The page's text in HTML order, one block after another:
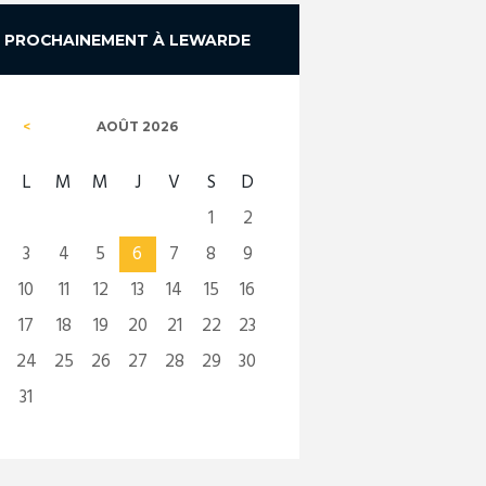
PROCHAINEMENT À LEWARDE
AOÛT 2026
L M M J V S
D
1
2
3
4 5 6 7 8
9
10
11 12 13 14 15
16
17
18 19 20 21 22
23
24
25 26 27 28 29
30
31